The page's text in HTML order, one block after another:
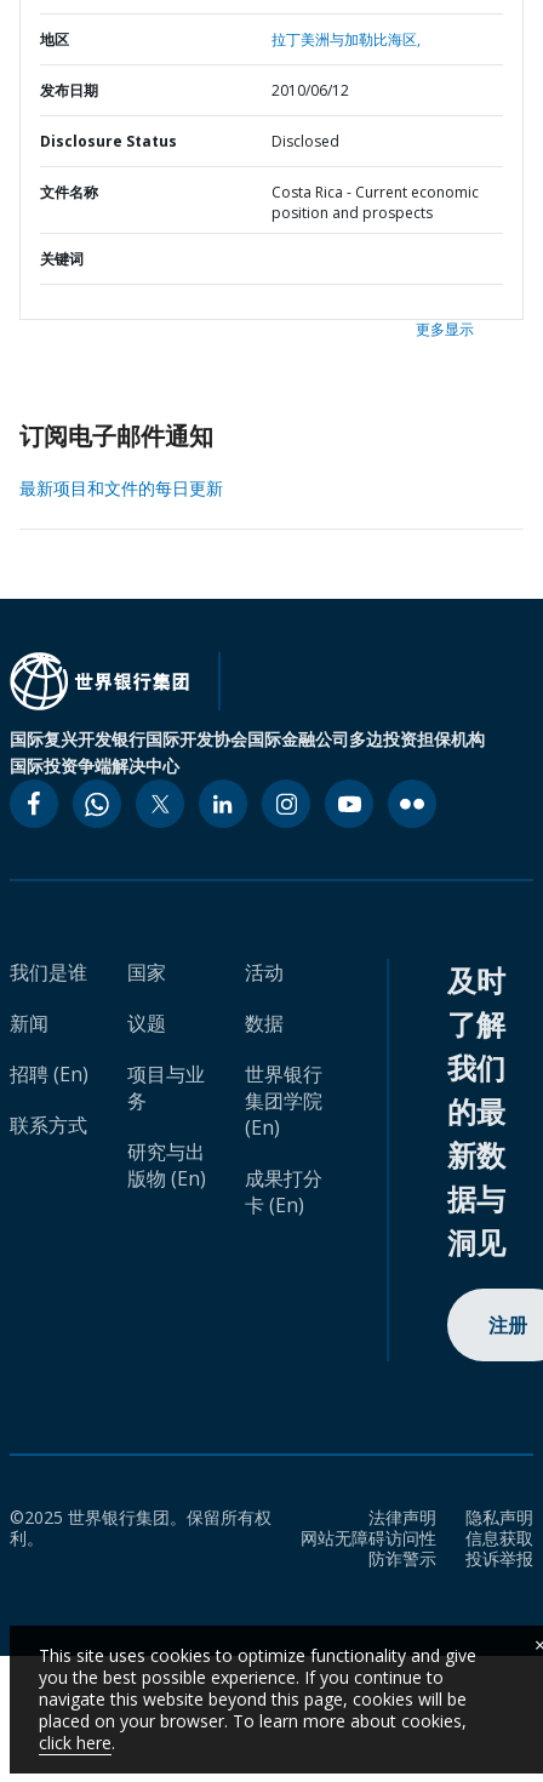
地区 拉丁美洲与加勒比海区,
发布日期 2010/06/12
Disclosure Status Disclosed
文件名称
Costa Rica - Current economic
position and prospects
关键词
更多显示
订阅电子邮件通知
最新项目和文件的每日更新
国际复兴开发银行国际开发协会国际金融公司多边投资担保机构
国际投资争端解决中心
我们是谁
新闻
招聘 (En)
联系方式
国家
议题
项目与业
务
研究与出
版物 (En)
活动
数据
世界银行
集团学院
(En)
成果打分
卡 (En)
及时
了解
我们
的最
新数
据与
洞见
注册
©2025 世界银行集团。保留所有权
利。
法律声明
隐私声明
网站无障碍访问性
信息获取
防诈警示
投诉举报
This site uses cookies to optimize functionality and give
you the best possible experience. If you continue to
navigate this website beyond this page, cookies will be
placed on your browser. To learn more about cookies,
click here.